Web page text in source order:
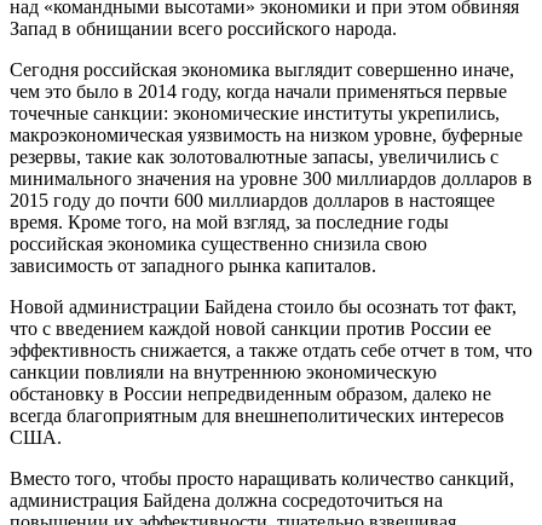
над «командными высотами» экономики и при этом обвиняя
Запад в обнищании всего российского народа.
Сегодня российская экономика выглядит совершенно иначе,
чем это было в 2014 году, когда начали применяться первые
точечные санкции: экономические институты укрепились,
макроэкономическая уязвимость на низком уровне, буферные
резервы, такие как золотовалютные запасы, увеличились с
минимального значения на уровне 300 миллиардов долларов в
2015 году до почти 600 миллиардов долларов в настоящее
время. Кроме того, на мой взгляд, за последние годы
российская экономика существенно снизила свою
зависимость от западного рынка капиталов.
Новой администрации Байдена стоило бы осознать тот факт,
что с введением каждой новой санкции против России ее
эффективность снижается, а также отдать себе отчет в том, что
санкции повлияли на внутреннюю экономическую
обстановку в России непредвиденным образом, далеко не
всегда благоприятным для внешнеполитических интересов
США.
Вместо того, чтобы просто наращивать количество санкций,
администрация Байдена должна сосредоточиться на